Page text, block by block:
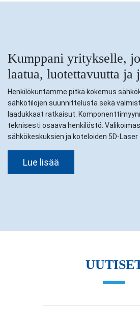
Kumppani yritykselle,
laatua, luotettavuutta ja
Henkilökuntamme pitkä kokemus
sähkötilojen suunnittelusta sekä
laadukkaat ratkaisut.
teknisesti osaava henkilöstö.
sähkökeskuksien ja koteloiden 5D-Laser
Lue lisää